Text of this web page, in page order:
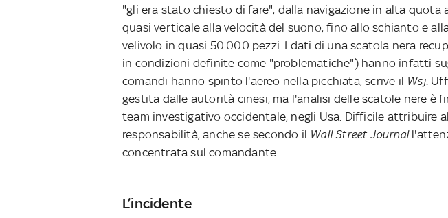
"gli era stato chiesto di fare", dalla navigazione in alta quota
quasi verticale alla velocità del suono, fino allo schianto e
velivolo in quasi 50.000 pezzi. I dati di una scatola nera
in condizioni definite come "problematiche") hanno infatti
comandi hanno spinto l'aereo nella picchiata, scrive il Wsj.
gestita dalle autorità cinesi, ma l'analisi delle scatole nere è
team investigativo occidentale, negli Usa. Difficile attribuire
responsabilità, anche se secondo il Wall Street Journal
concentrata sul comandante.
L’incidente